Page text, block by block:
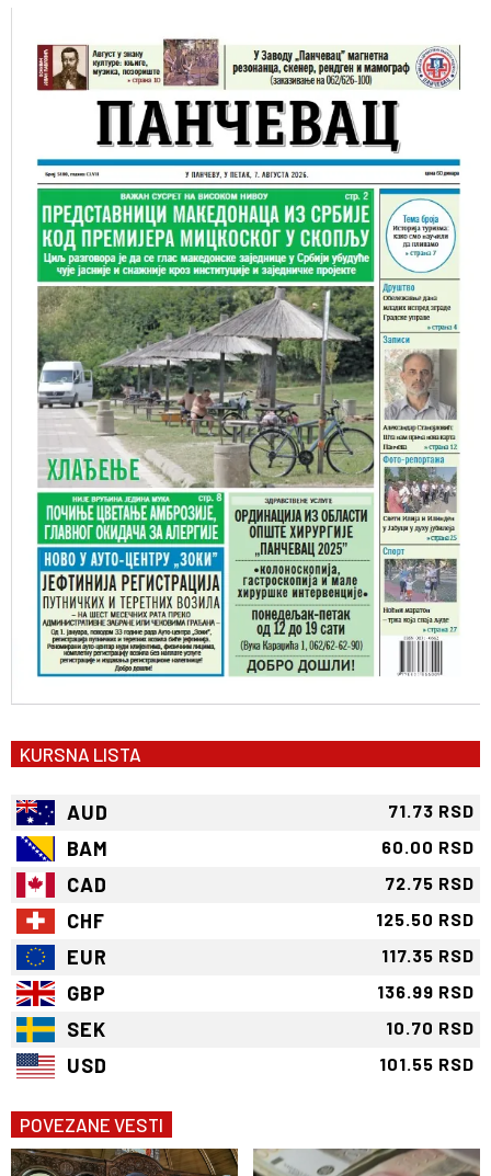
KURSNA LISTA
AUD 71.73 RSD
BAM 60.00 RSD
CAD 72.75 RSD
CHF 125.50 RSD
EUR 117.35 RSD
GBP 136.99 RSD
SEK 10.70 RSD
USD 101.55 RSD
POVEZANE VESTI